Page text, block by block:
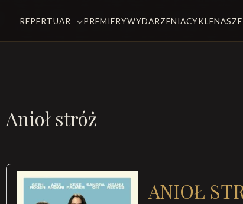
REPERTUAR PREMIERYWYDARZENIACYKLE
Anioł stróż
ANIOŁ